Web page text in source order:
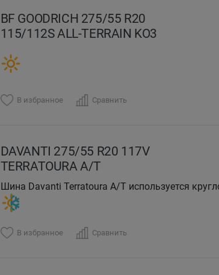
BF GOODRICH 275/55 R20
115/112S ALL-TERRAIN KO3
В избранное Сравнить
DAVANTI 275/55 R20 117V
TERRATOURA A/T
Шина Davanti Terratoura A/T используется
также пикапах.
В избранное Сравнить